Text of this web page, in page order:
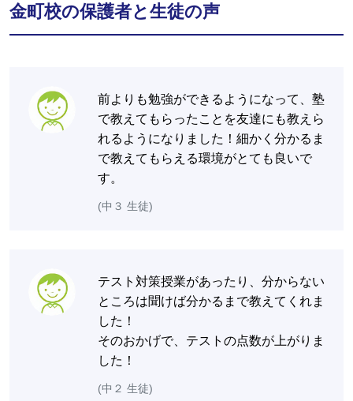
金町校の保護者と生徒の声
前よりも勉強ができるようになって、塾
で教えてもらったことを友達にも教えら
れるようになりました！細かく分かるま
で教えてもらえる環境がとても良いで
す。
(中３ 生徒)
テスト対策授業があったり、分からない
ところは聞けば分かるまで教えてくれま
した！
そのおかげで、テストの点数が上がりま
した！
(中２ 生徒)